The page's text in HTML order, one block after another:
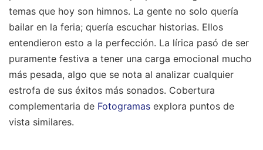
bailar en la feria; quería escuchar historias. Ellos
entendieron esto a la perfección. La lírica pasó de ser
puramente festiva a tener una carga emocional mucho
más pesada, algo que se nota al analizar cualquier
estrofa de sus éxitos más sonados.Cobertura
complementaria deFotogramasexplora puntos de
vista similares.